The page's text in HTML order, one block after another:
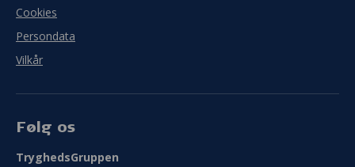
Cookies
Persondata
Vilkår
Følg os
TryghedsGruppen